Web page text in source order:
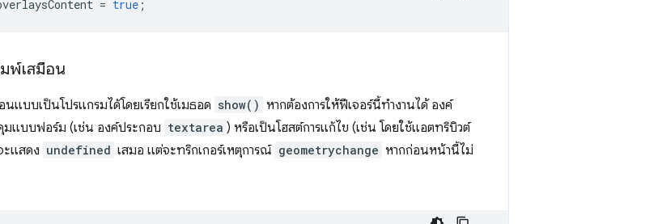
= true ;
พ์เสมือน
บบเป็นโปรแกรมได้โดยเรียกใช้เมธอด show() หากต้องการให้ฟีเจอร์นี้ทำงานได้ องค์
แบบฟอร์ม (เช่น องค์ประกอบ textarea ) หรือเป็นโฮสต์การแก้ไข (เช่น โดยใช้แอตทริบิวต์
ะแสดง undefined เสมอ แต่จะทริกเกอร์เหตุการณ์ geometrychange หากก่อนหน้านี้ไม่